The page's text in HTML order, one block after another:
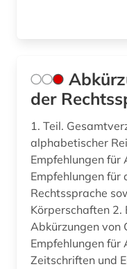
bilanz (4)
bilanzierung (1)
bilanzrecht (14)
der
1. Teil.
alphabetischer
Empfehlungen für
Empfehlungen für
Rechtssprache
Körperschaften 2. Empfehlungen für
Abkürzungen von
Empfehlungen für
Zeitschriften und